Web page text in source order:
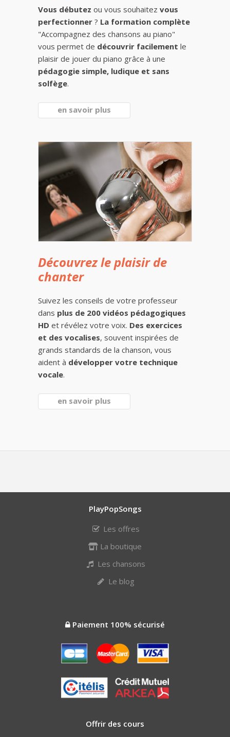
Vous débutez ou vous souhaitez vous
perfectionner ? La formation complète
"Accompagnez des chansons au piano"
vous permet de découvrir facilement le
plaisir de jouer du piano grâce à une
pédagogie simple, ludique et sans
solfège.
en savoir plus
Découvrez le plaisir de
chanter
Suivez les conseils de votre professeur
dans plus de 200 vidéos pédagogiques
HD et révélez votre voix. Des exercices
et des vocalises, souvent inspirées de
grands standards de la chanson, vous
aident à développer votre technique
vocale.
en savoir plus
PlayPopSongs
Les offres
La boutique
Les chansons
Le blog
Paiement 100% sécurisé
Offrir des cours